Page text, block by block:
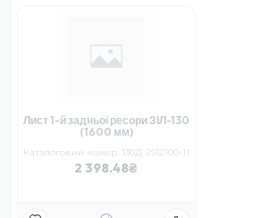
Лист 1-й задньої ресори ЗІЛ-130
(1600 мм)
Каталоговий номер: 130Д-2912100-11
2 398.48